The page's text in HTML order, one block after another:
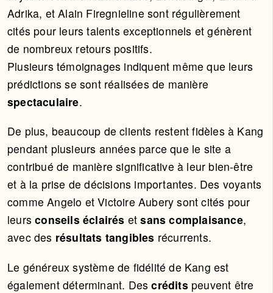
Adrika, et Alain Firegnieline sont régulièrement
cités pour leurs talents exceptionnels et génèrent
de nombreux retours positifs.
Plusieurs témoignages indiquent même que leurs
prédictions se sont réalisées de manière
spectaculaire.
De plus, beaucoup de clients restent fidèles à Kang
pendant plusieurs années parce que le site a
contribué de manière significative à leur bien-être
et à la prise de décisions importantes. Des voyants
comme Angelo et Victoire Aubery sont cités pour
leursconseils éclairés etsans complaisance,
avec des résultats tangibles récurrents.
Le généreux système de fidélité de Kang est
également déterminant. Descrédits peuvent être